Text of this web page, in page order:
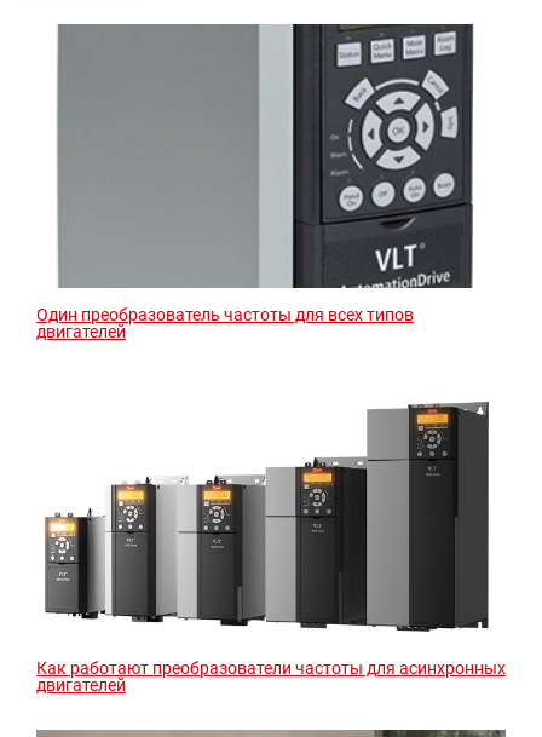
Один преобразователь частоты для всех типов
двигателей
Как работают преобразователи частоты для асинхронных
двигателей